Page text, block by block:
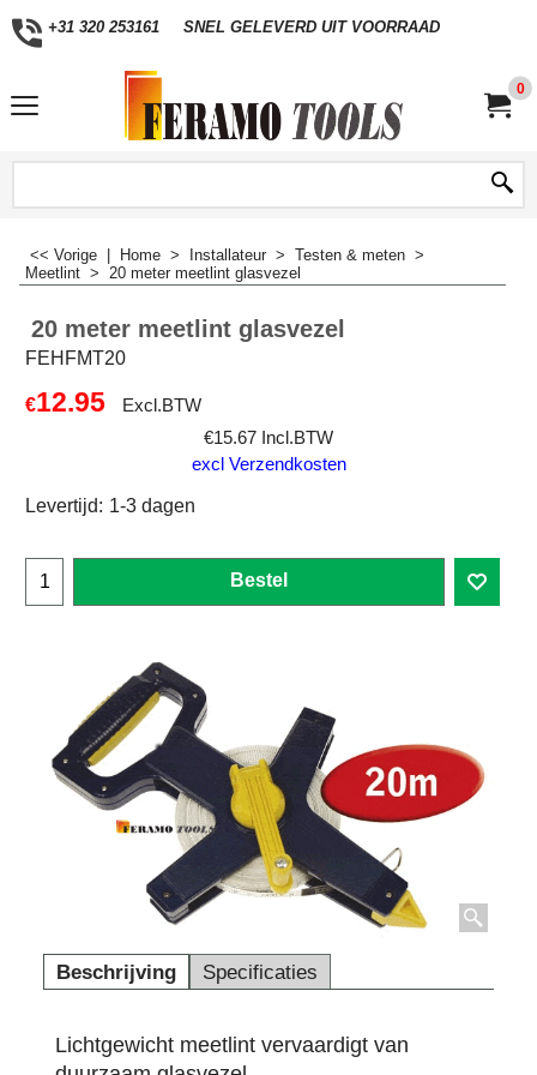
+31 320 253161 SNEL GELEVERD UIT VOORRAAD
0
<< Vorige Home > Installateur > Testen & meten >
Meetlint > 20 meter meetlint glasvezel
20 meter meetlint glasvezel
FEHFMT20
€12.95
Excl.BTW
€15.67 Incl.BTW
excl Verzendkosten
Levertijd: 1-3 dagen
Bestel
Beschrijving Specificaties
Lichtgewicht meetlint vervaardigt van